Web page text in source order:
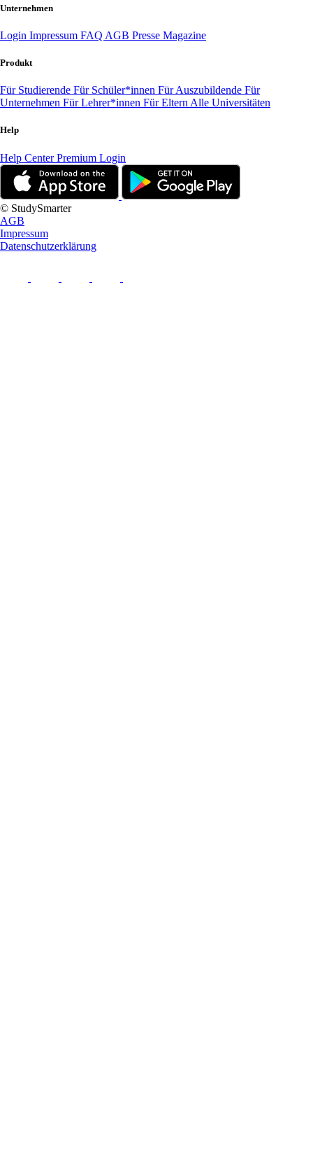
Unternehmen
Login Impressum FAQ AGB Presse Magazine
Produkt
Für Studierende Für Schüler*innen Für Auszubildende Für
Unternehmen Für Lehrer*innen Für Eltern Alle Universitäten
Help
Help CenterPremium Login
© StudySmarter
AGB
Impressum
Datenschutzerklärung